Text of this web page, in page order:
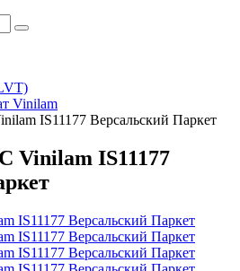
Vinilam
IS11177 Версальский Паркет
Vinilam IS11177